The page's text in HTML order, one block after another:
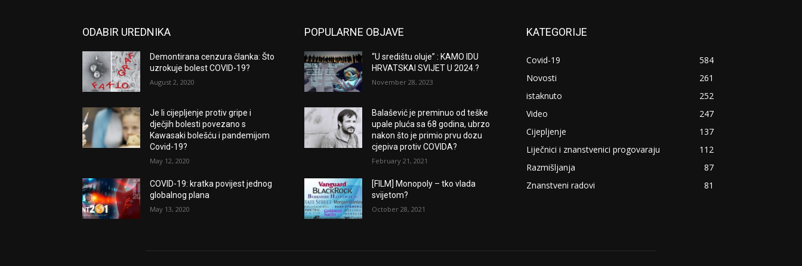
ODABIR UREDNIKA
Demontirana cenzura članka: Što
uzrokuje bolest COVID-19?
August 2, 2020
Je li cijepljenje protiv gripe i
dječjih bolesti povezano s
Kawasaki bolešću i pandemijom
Covid-19?
May 12, 2020
COVID-19: kratka povijest jednog
globalnog plana
May 13, 2020
POPULARNE OBJAVE
“U središtu oluje” : KAMO IDU
HRVATSKAI SVIJET U 2024.?
November 28, 2023
Balašević je preminuo od teške
upale pluća sa 68 godina, ubrzo
nakon što je primio prvu dozu
cjepiva protiv COVIDA?
February 21, 2021
[FILM] Monopoly – tko vlada
svijetom?
October 28, 2021
KATEGORIJE
Covid-19
584
Novosti
261
istaknuto
252
Video
247
Cijepljenje
137
Liječnici i znanstvenici progovaraju
112
Razmišljanja
87
Znanstveni radovi
81